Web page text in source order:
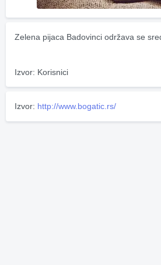
Zelena pijaca Badovinci održava se
Izvor: Korisnici
Izvor: http://www.bogatic.rs/